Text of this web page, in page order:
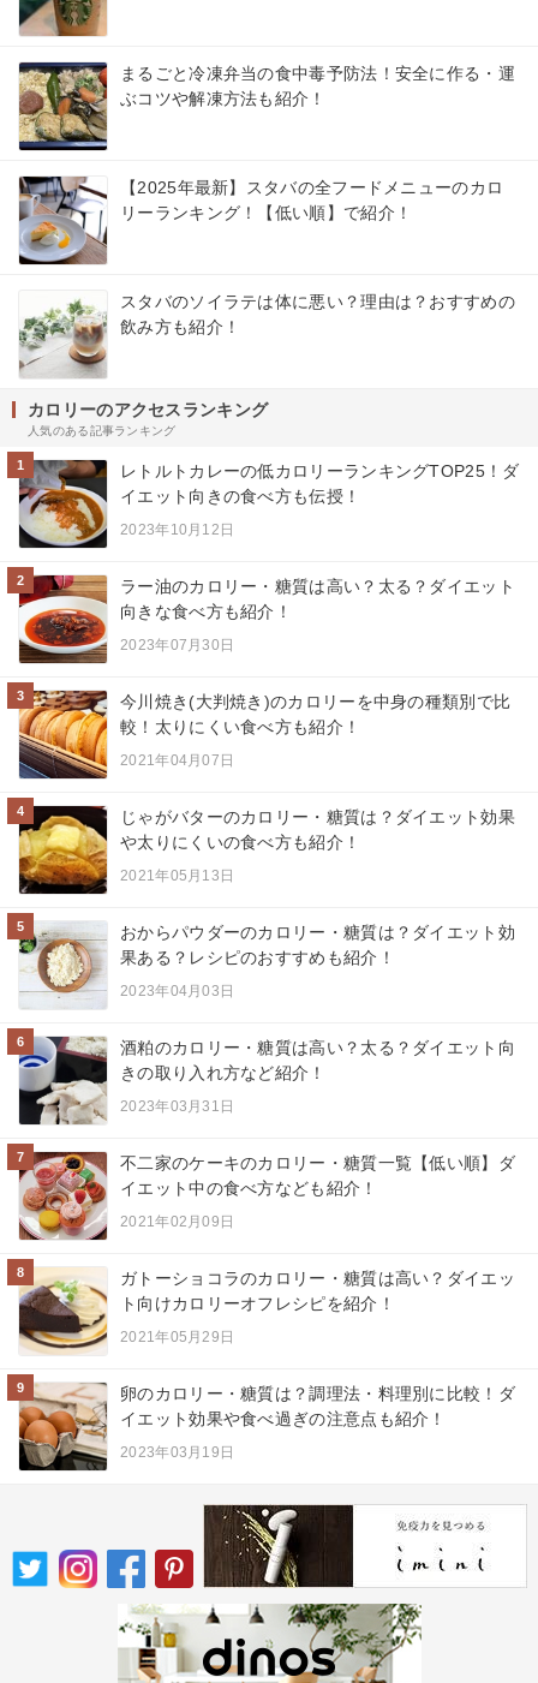
まるごと冷凍弁当の食中毒予防法！安全に作る・運
ぶコツや解凍方法も紹介！
【2025年最新】スタバの全フードメニューのカロ
リーランキング！【低い順】で紹介！
スタバのソイラテは体に悪い？理由は？おすすめの
飲み方も紹介！
カロリーのアクセスランキング
人気のある記事ランキング
1
レトルトカレーの低カロリーランキングTOP25！ダ
イエット向きの食べ方も伝授！
2023年10月12日
2
ラー油のカロリー・糖質は高い？太る？ダイエット
向きな食べ方も紹介！
2023年07月30日
3
今川焼き(大判焼き)のカロリーを中身の種類別で比
較！太りにくい食べ方も紹介！
2021年04月07日
4
じゃがバターのカロリー・糖質は？ダイエット効果
や太りにくいの食べ方も紹介！
2021年05月13日
5
おからパウダーのカロリー・糖質は？ダイエット効
果ある？レシピのおすすめも紹介！
2023年04月03日
6
酒粕のカロリー・糖質は高い？太る？ダイエット向
きの取り入れ方など紹介！
2023年03月31日
7
不二家のケーキのカロリー・糖質一覧【低い順】ダ
イエット中の食べ方なども紹介！
2021年02月09日
8
ガトーショコラのカロリー・糖質は高い？ダイエッ
ト向けカロリーオフレシピを紹介！
2021年05月29日
9
卵のカロリー・糖質は？調理法・料理別に比較！ダ
イエット効果や食べ過ぎの注意点も紹介！
2023年03月19日